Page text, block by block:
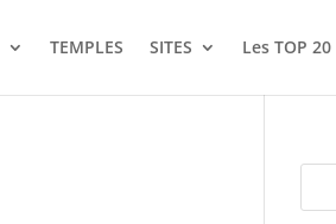
TEMPLES SITES Les TOP 20